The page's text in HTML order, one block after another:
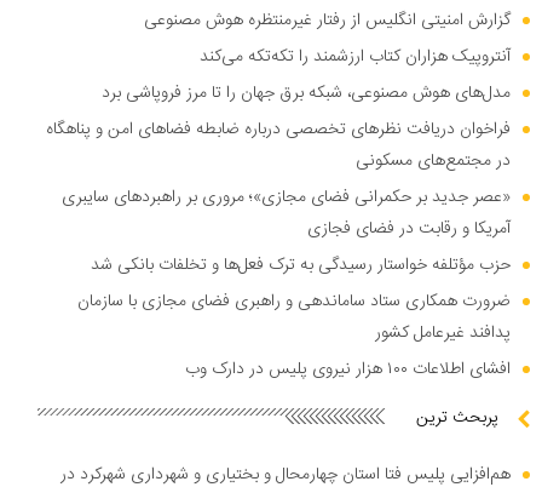
گزارش امنیتی انگلیس از رفتار غیرمنتظره هوش مصنوعی
آنتروپیک هزاران کتاب ارزشمند را تکه‌تکه می‌کند
مدل‌های هوش مصنوعی، شبکه برق جهان را تا مرز فروپاشی برد
فراخوان دریافت نظر‌های تخصصی درباره ضابطه فضا‌های امن و پناهگاه
در مجتمع‌های مسکونی
«عصر جدید بر حکمرانی فضای مجازی»؛ مروری بر راهبرد‌های سایبری
آمریکا و رقابت در فضای فجازی
حزب مؤتلفه خواستار رسیدگی به ترک فعل‌ها و تخلفات بانکی شد
ضرورت همکاری ستاد ساماندهی و راهبری فضای مجازی با سازمان
پدافند غیرعامل کشور
افشای اطلاعات ۱۰۰ هزار نیروی پلیس در دارک وب
پربحث ترین
هم‌افزایی پلیس فتا استان چهارمحال و بختیاری و شهرداری شهرکرد در